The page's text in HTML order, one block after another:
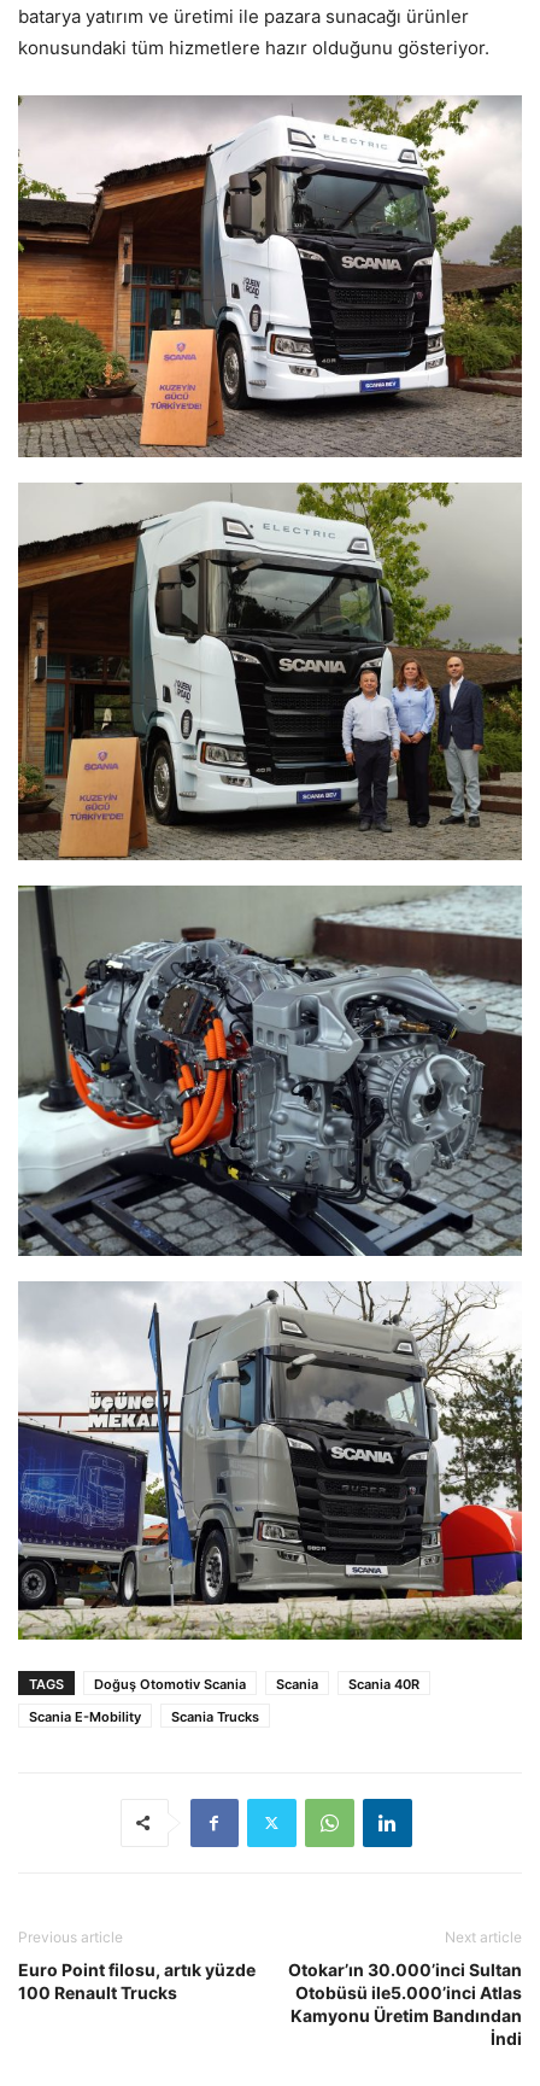
batarya yatırım ve üretimi ile pazara sunacağı ürünler
konusundaki tüm hizmetlere hazır olduğunu gösteriyor.
TAGS Doğuş Otomotiv Scania Scania
Scania 40R
Scania E-Mobility
Scania Trucks
Previous article
Euro Point filosu, artık yüzde
100 Renault Trucks
Next article
Otokar’ın 30.000’inci Sultan
Otobüsü ile5.000’inci Atlas
Kamyonu Üretim Bandından
İndi